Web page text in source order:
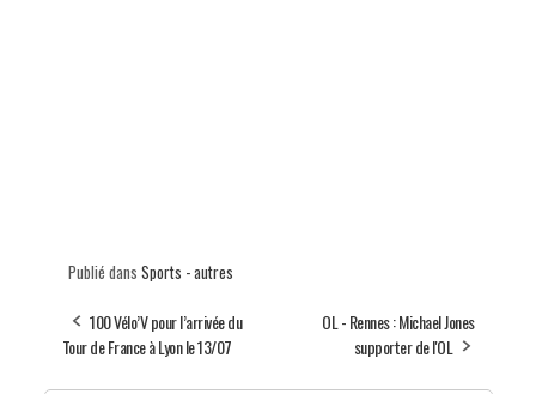
Publié dans Sports - autres
100 Vélo’V pour l’arrivée du
Tour de France à Lyon le 13/07
OL - Rennes : Michael Jones
supporter de l'OL